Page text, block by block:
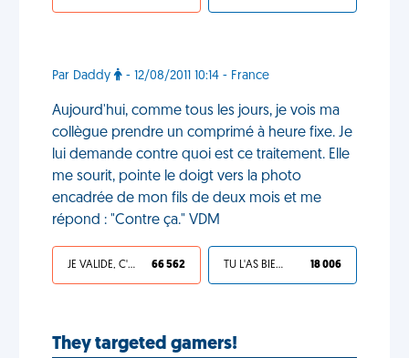
Par Daddy - 12/08/2011 10:14 - France
Aujourd'hui, comme tous les jours, je vois ma
collègue prendre un comprimé à heure fixe. Je
lui demande contre quoi est ce traitement. Elle
me sourit, pointe le doigt vers la photo
encadrée de mon fils de deux mois et me
répond : "Contre ça." VDM
JE VALIDE, C'EST UNE VDM 66 562 TU L'AS BIEN MÉRITÉ 18 006
They targeted gamers!